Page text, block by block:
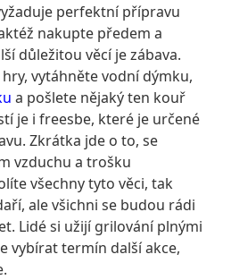
perfektní přípravu
nakupte předem a
důležitou věcí je zábava.
vytáhněte vodní dýmku,
a pošlete nějaký ten kouř
je i freesbe, které je určené
Zkrátka jde o to, se
vzduchu a trošku
všechny tyto věci, tak
ale všichni se budou rádi
Lidé si užijí grilování plnými
vybírat termín další akce,